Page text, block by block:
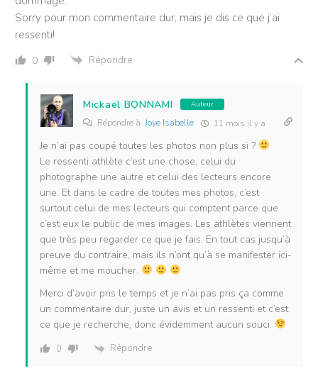
Sorry pour mon commentaire dur, mais je dis ce que j’ai
ressenti!
0 Répondre
Mickaël BONNAMI Auteur
Répondre à Joye Isabelle 11 mois il y a
Je n’ai pas coupé toutes les photos non plus si ?
Le ressenti athlète c’est une chose, celui du
photographe une autre et celui des lecteurs encore
une. Et dans le cadre de toutes mes photos, c’est
surtout celui de mes lecteurs qui comptent parce que
c’est eux le public de mes images. Les athlètes viennent
que très peu regarder ce que je fais. En tout cas jusqu’à
preuve du contraire, mais ils n’ont qu’à se manifester ici-
même et me moucher.
Merci d’avoir pris le temps et je n’ai pas pris ça comme
un commentaire dur, juste un avis et un ressenti et c’est
ce que je recherche, donc évidemment aucun souci.
0 Répondre